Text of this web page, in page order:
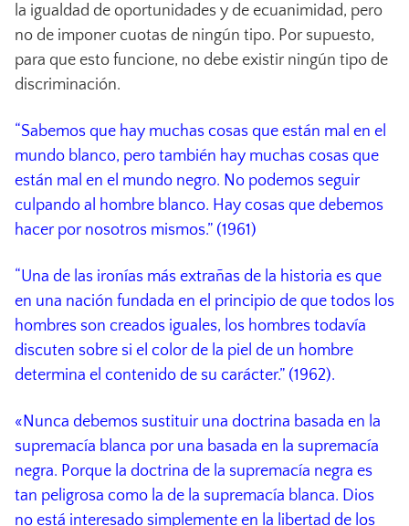
la igualdad de oportunidades y de ecuanimidad, pero
no de imponer cuotas de ningún tipo. Por supuesto,
para que esto funcione, no debe existir ningún tipo de
discriminación.
“Sabemos que hay muchas cosas que están mal en el
mundo blanco, pero también hay muchas cosas que
están mal en el mundo negro. No podemos seguir
culpando al hombre blanco. Hay cosas que debemos
hacer por nosotros mismos.” (1961)
“Una de las ironías más extrañas de la historia es que
en una nación fundada en el principio de que todos los
hombres son creados iguales, los hombres todavía
discuten sobre si el color de la piel de un hombre
determina el contenido de su carácter.” (1962).
«Nunca debemos sustituir una doctrina basada en la
supremacía blanca por una basada en la supremacía
negra. Porque la doctrina de la supremacía negra es
tan peligrosa como la de la supremacía blanca. Dios
no está interesado simplemente en la libertad de los